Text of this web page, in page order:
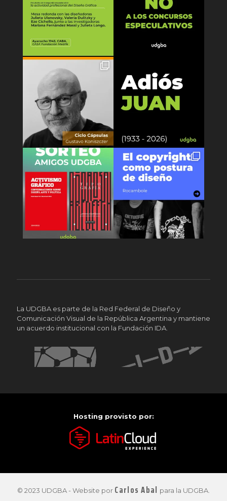
La UDGBA es parte de la Red Federal de Diseño y
Comunicación Visual de la República Argentina y mantiene
un acuerdo institucional con la Fundación IDA.
Hosting provisto por:
© 2023 UDGBA - Website por Carlos Abal para la UDGBA.